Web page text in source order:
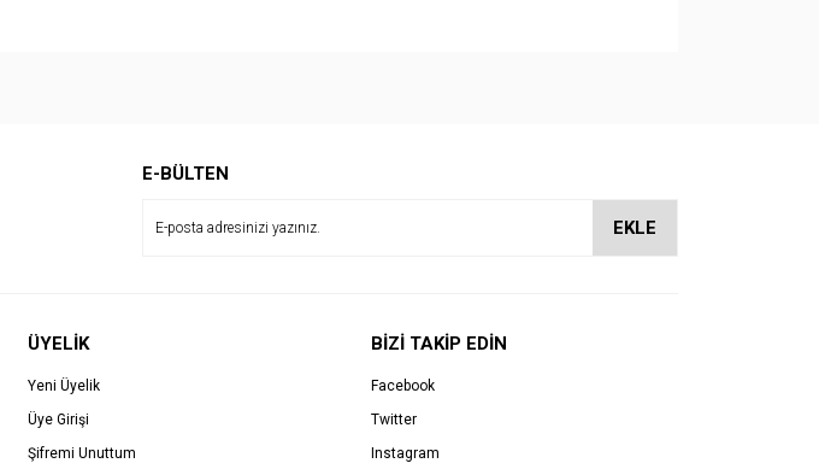
E-BÜLTEN
EKLE
ÜYELİK
Yeni Üyelik
Üye Girişi
Şifremi Unuttum
BİZİ TAKİP EDİN
Facebook
Twitter
Instagram